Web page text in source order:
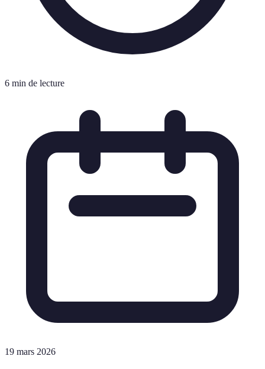
6 min de lecture
19 mars 2026